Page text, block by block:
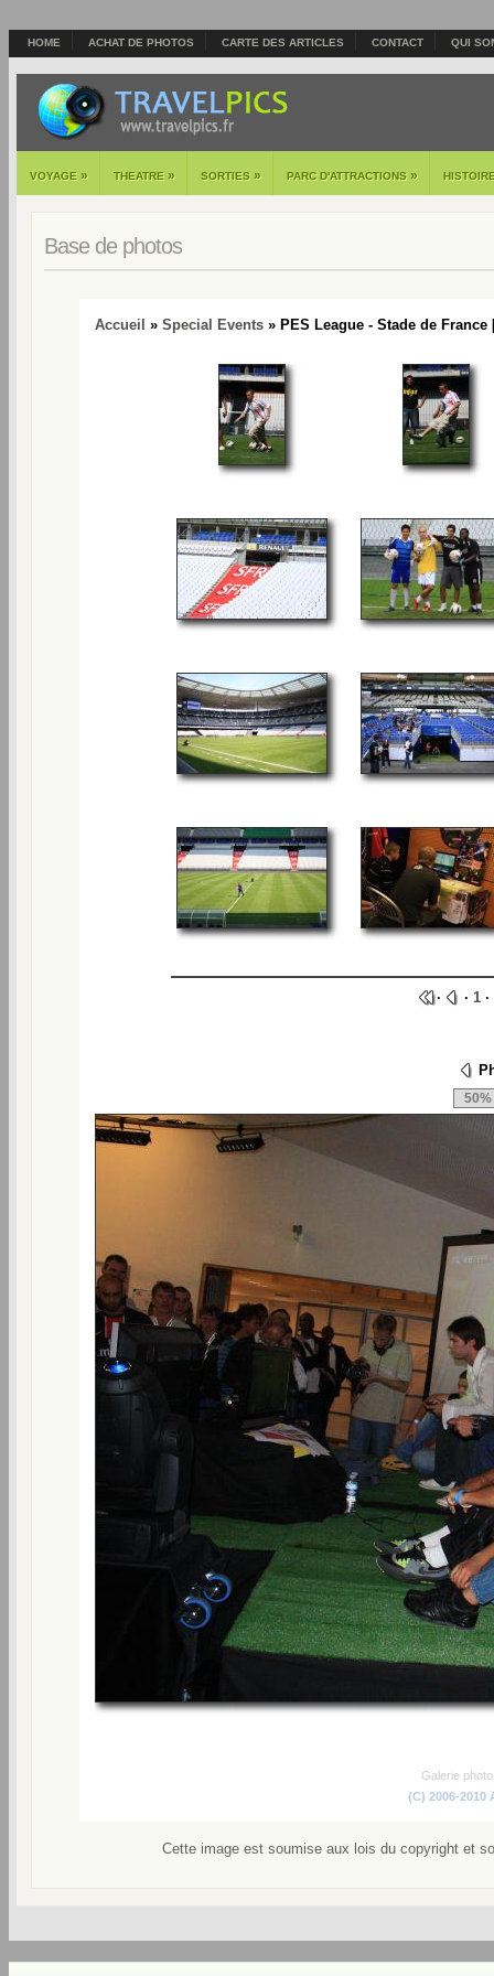
HOME ACHAT DE PHOTOS CARTE DES ARTICLES CONTACT QUI
VOYAGE » THEATRE » SORTIES » PARC D'ATTRACTIONS »
Base de photos
Accueil » Special Events » PES League - Stade de France
· · 1 ·
Galerie
(C) 2006-2010
Cette image est soumise aux lois du copyright et